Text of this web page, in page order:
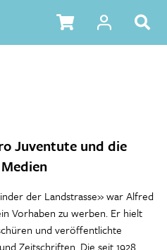
TABLE DES MATIÈRES
Juventute und die
der Landstrasse» war Alfred
Vorhaben zu werben. Er hielt
und veröffentlichte
Zeitschriften. Die seit 1928